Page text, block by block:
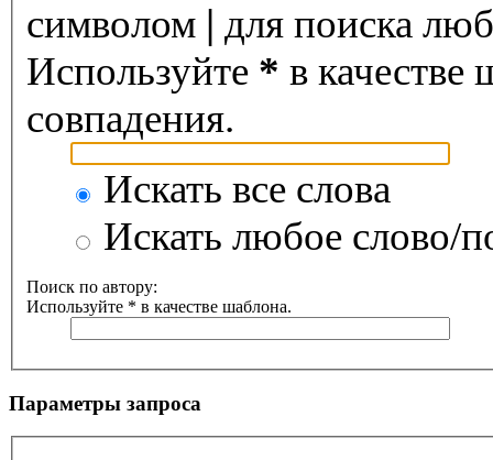
символом | для поиска
Используйте * в качестве
совпадения.
Искать все слова
Искать любое слово/
Поиск по автору:
Используйте * в качестве шаблона.
Параметры запроса